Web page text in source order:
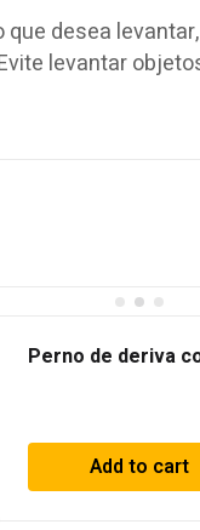
desea
levantar
Perno de deriva
Add to cart